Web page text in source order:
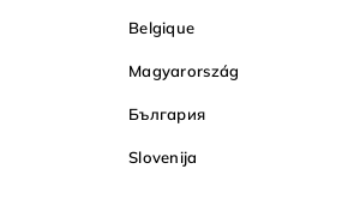
Belgique
Magyarország
България
Slovenija